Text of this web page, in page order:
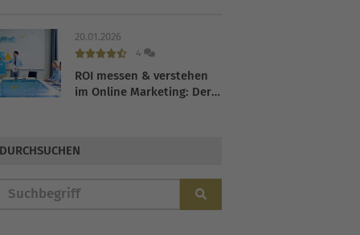
20.01.2026
4
ROI messen & verstehen
im Online Marketing: Der
DURCHSUCHEN